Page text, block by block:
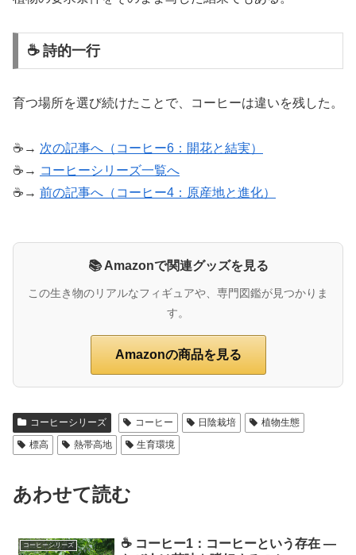
☕ 詩的一行
育つ場所を選び続けたことで、コーヒーは違いを残した。
☕→ 次の記事へ（コーヒー6：開花と結実）
☕→ コーヒーシリーズ一覧へ
☕→ 前の記事へ（コーヒー4：原産地と進化）
📚 Amazonで関連グッズを見る
この生き物のリアルなフィギュアや、専門図鑑が見つかりま
す。
Amazonの商品を見る
コーヒーシリーズ コーヒー 日陰栽培
植物生態
標高
熱帯高地 生育環境
あわせて読む
コーヒーシリーズ
☕ コーヒー1：コーヒーという存在 ―